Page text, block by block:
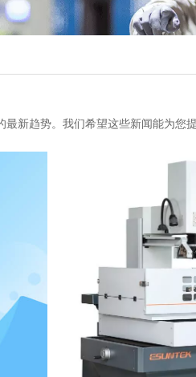
最新趋势。我们希望这些新闻能为您